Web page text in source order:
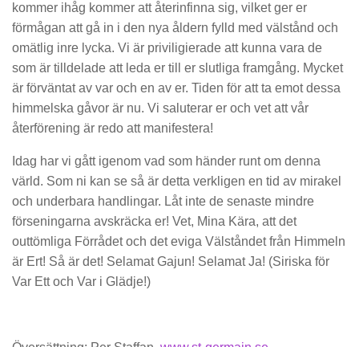
kommer ihåg kommer att återinfinna sig, vilket ger er
förmågan att gå in i den nya åldern fylld med välstånd och
omätlig inre lycka. Vi är priviligierade att kunna vara de
som är tilldelade att leda er till er slutliga framgång. Mycket
är förväntat av var och en av er. Tiden för att ta emot dessa
himmelska gåvor är nu. Vi saluterar er och vet att vår
återförening är redo att manifestera!
Idag har vi gått igenom vad som händer runt om denna
värld. Som ni kan se så är detta verkligen en tid av mirakel
och underbara handlingar. Låt inte de senaste mindre
förseningarna avskräcka er! Vet, Mina Kära, att det
outtömliga Förrådet och det eviga Välståndet från Himmeln
är Ert! Så är det! Selamat Gajun! Selamat Ja! (Siriska för
Var Ett och Var i Glädje!)